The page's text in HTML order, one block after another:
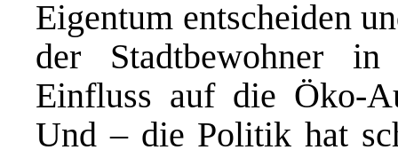
Eigentum entscheiden
der Stadtbewohner
Einfluss auf die Öko-
Und – die Politik hat